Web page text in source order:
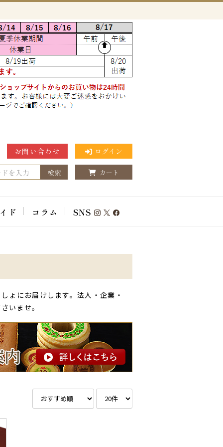
お問い合わせ ログイン
検索 カート
ド コラム SNS
ょにお届けします。法人・企業・
いませ。